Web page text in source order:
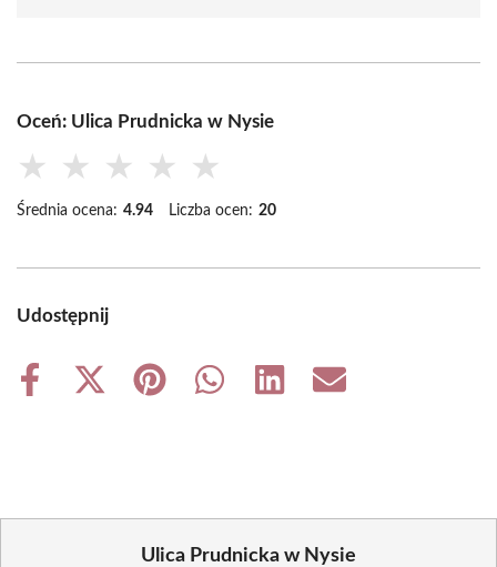
Oceń: Ulica Prudnicka w Nysie
★ ★ ★ ★ ★
Średnia ocena: 4.94 Liczba ocen: 20
Udostępnij
Share
Share
Share
Share
Share
Share
Ulica Prudnicka w Nysie